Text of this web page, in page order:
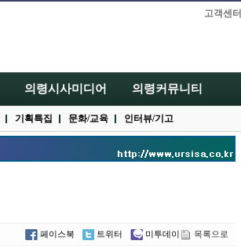
고객센터
기획특집 문화/교육 인터뷰/기고
의령시사미디어 의령커뮤니티
미투데이 목록으로
트위터
페이스북